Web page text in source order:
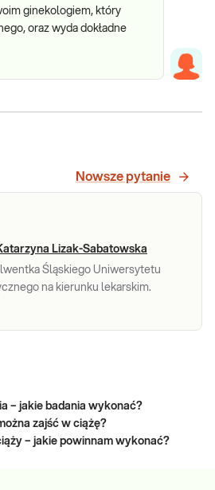
ginekologiem, który
oraz wyda dokładne
Nowsze pytanie
Lizak-Sabatowska
Śląskiego Uniwersytetu
na kierunku lekarskim.
– jakie badania wykonać?
zajść w ciążę?
– jakie powinnam wykonać?